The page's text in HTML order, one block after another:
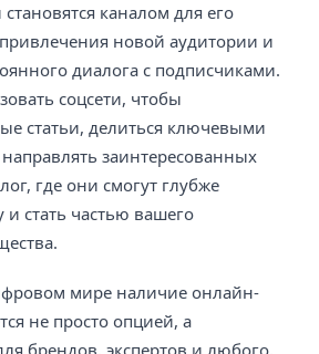
каналом для его
новой аудитории и
диалога с подписчиками.
соцсети, чтобы
статьи, делиться ключевыми
заинтересованных
где они смогут глубже
и стать частью вашего
мире наличие онлайн-
не просто опцией, а
брендов, экспертов и любого,